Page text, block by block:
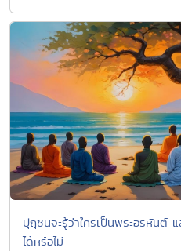
ปุถุชนจะรู้ว่าใครเป็นพระอรหันต์
ได้หรือไม่